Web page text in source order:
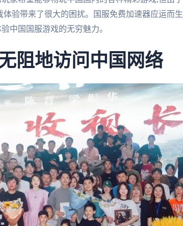
验带来了很大的困扰。国服免费加速器应运而
中国国服游戏的无穷魅力。
阻地访问中国网络